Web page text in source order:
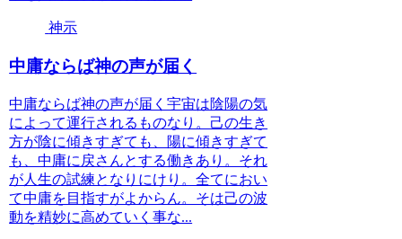
神示
中庸ならば神の声が届く
中庸ならば神の声が届く宇宙は陰陽の気
によって運行されるものなり。己の生き
方が陰に傾きすぎても、陽に傾きすぎて
も、中庸に戻さんとする働きあり。それ
が人生の試練となりにけり。全てにおい
て中庸を目指すがよからん。そは己の波
動を精妙に高めていく事な...